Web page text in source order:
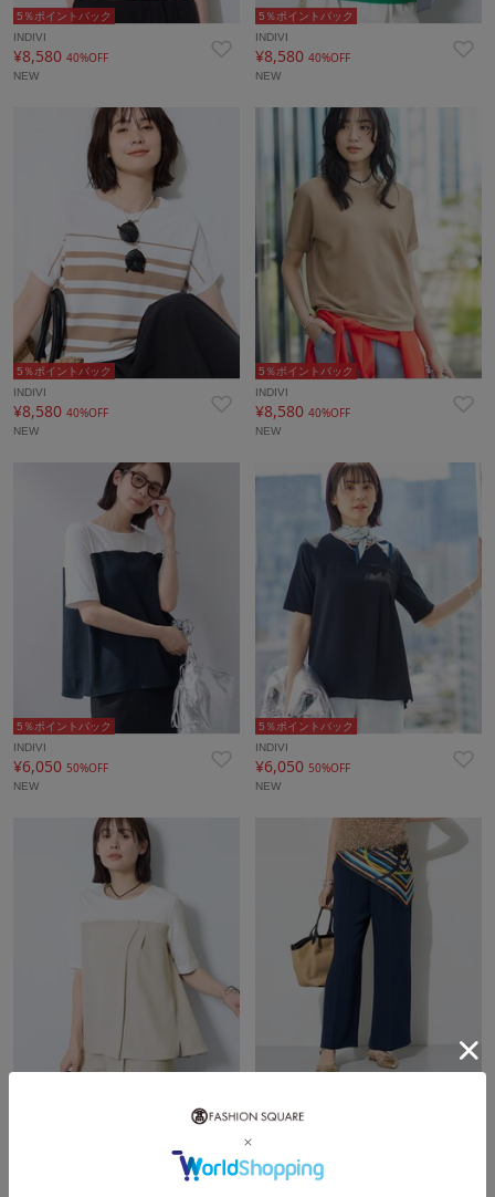
5％ポイントバック
INDIVI
¥8,580 40%OFF
NEW
5％ポイントバック
INDIVI
¥8,58040%OFF
NEW
5％ポイントバック
INDIVI
¥8,580 40%OFF
NEW
5％ポイントバック
INDIVI
¥8,58040%OFF
NEW
5％ポイントバック
INDIVI
¥6,050 50%OFF
NEW
5％ポイントバック
INDIVI
¥6,05050%OFF
NEW
¥13,970